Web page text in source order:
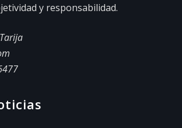
y responsabilidad.